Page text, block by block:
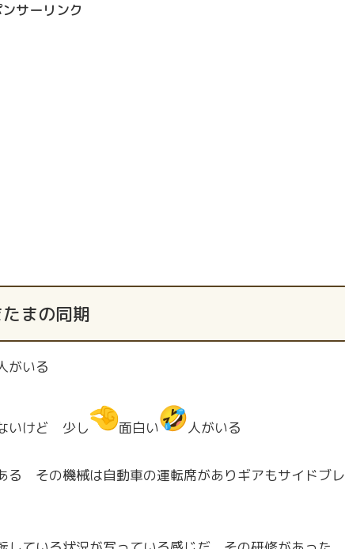
サーリンク
まの同期
がいる
いけど 少し 面白い 人がいる
その機械は自動車の運転席がありギアもサイドブレ